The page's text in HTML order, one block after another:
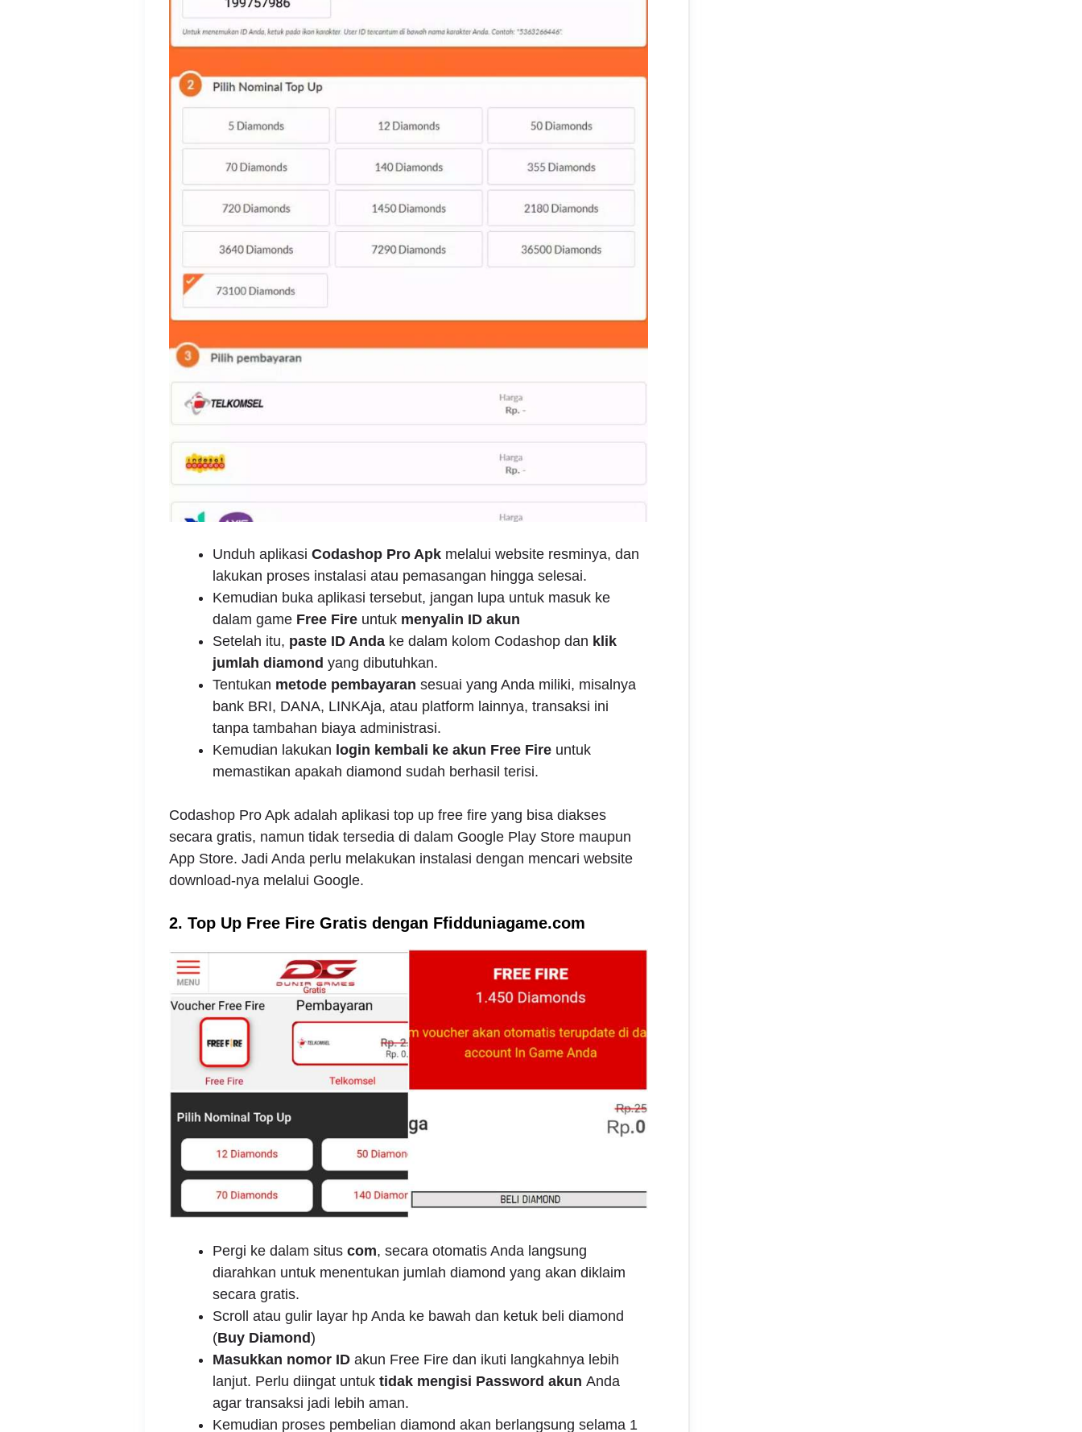
Unduh aplikasi Codashop Pro Apkmelalui website resminya, dan
lakukan proses instalasi atau pemasangan hingga selesai.
Kemudian buka aplikasi tersebut, jangan lupa untuk masuk ke
dalam game Free Fireuntuk menyalin ID akun
Setelah itu, paste ID Andake dalam kolom Codashop dan klik
jumlah diamond yang dibutuhkan.
Tentukan metode pembayaran sesuai yang Anda miliki, misalnya
bank BRI, DANA, LINKAja, atau platform lainnya, transaksi ini
tanpa tambahan biaya administrasi.
Kemudian lakukan login kembali ke akun Free Fireuntuk
memastikan apakah diamond sudah berhasil terisi.
Codashop Pro Apk adalah aplikasi top up free fire yang bisa diakses
secara gratis, namun tidak tersedia di dalam Google Play Store maupun
App Store. Jadi Anda perlu melakukan instalasi dengan mencari website
download-nya melalui Google.
2. Top Up Free Fire Gratis dengan Ffidduniagame.com
Pergi ke dalam situs com, secara otomatis Anda langsung
diarahkan untuk menentukan jumlah diamond yang akan diklaim
secara gratis.
Scroll atau gulir layar hp Anda ke bawah dan ketuk beli diamond
(Buy Diamond)
Masukkan nomor ID akun Free Fire dan ikuti langkahnya lebih
lanjut. Perlu diingat untuk tidak mengisi Password akun Anda
agar transaksi jadi lebih aman.
Kemudian proses pembelian diamond akan berlangsung selama 1